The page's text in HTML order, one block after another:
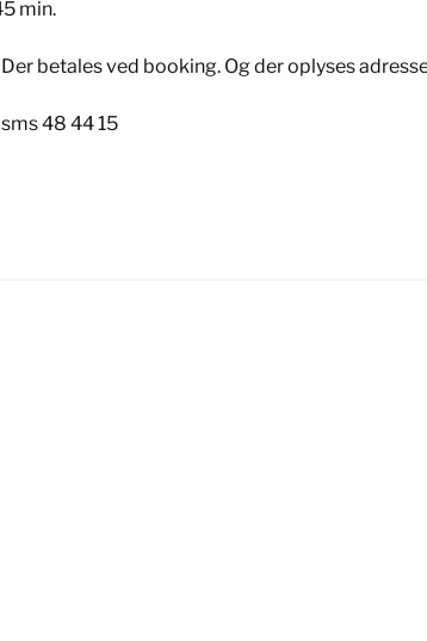
min.
betales ved booking. Og der oplyses
48 44 15